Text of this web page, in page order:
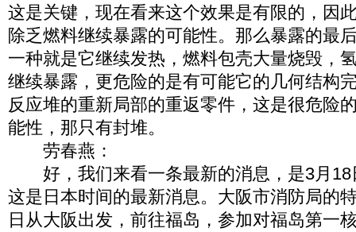
这是关键，现在看来这个效果是有限的，因
除乏燃料继续暴露的可能性。那么暴露的最
一种就是它继续发热，燃料包壳大量烧毁，
继续暴露，更危险的是有可能它的几何结构
反应堆的重新局部的重返零件，这是很危险
能性，那只有封堆。
劳春燕：
好，我们来看一条最新的消息，是3月18
这是日本时间的最新消息。大阪市消防局的
日从大阪出发，前往福岛，参加对福岛第一